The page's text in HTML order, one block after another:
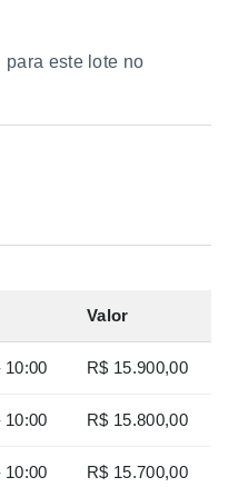
para este lote no
Valor
10:00 R$ 15.900,00
10:00 R$ 15.800,00
10:00 R$ 15.700,00